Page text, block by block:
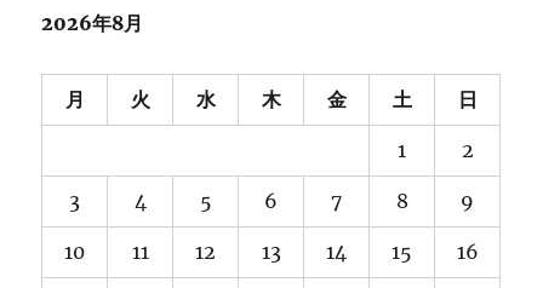
2026年8月
月 火 水 木 金 土 日
1 2
3 4 5 6 7 8 9
10 11 12 13 14 15 16